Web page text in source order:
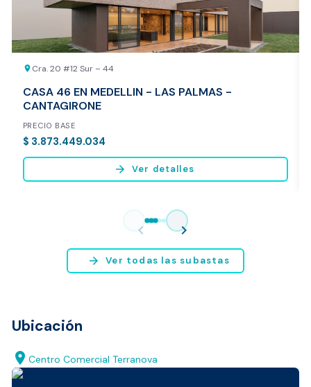
* Servicio disponible exclusivamente para inmuebles ubicados en
Bogotá y Medellín.
location_on Cra. 20 #12 Sur – 44
CASA 46 EN MEDELLIN - LAS PALMAS -
CANTAGIRONE
PRECIO BASE
$ 3.873.449.034
arrow_forward Ver detalles
chevron_left chevron_right
arrow_forward Ver todas las subastas
Ubicación
location_on Centro Comercial Terranova